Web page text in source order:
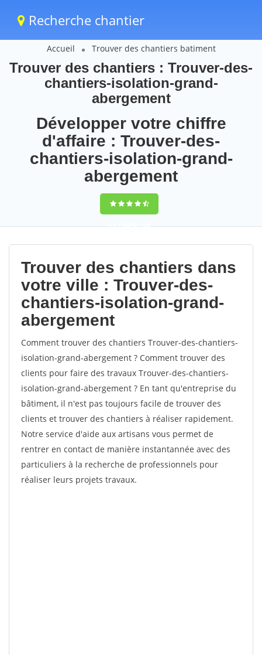
Recherche chantier
Accueil Trouver des chantiers batiment
Trouver des chantiers : Trouver-des-
chantiers-isolation-grand-
abergement
Développer votre chiffre
d'affaire : Trouver-des-
chantiers-isolation-grand-
abergement
9,5(100%)100
votes
Trouver des chantiers dans
votre ville : Trouver-des-
chantiers-isolation-grand-
abergement
Comment trouver des chantiers Trouver-des-chantiers-
isolation-grand-abergement ? Comment trouver des
clients pour faire des travaux Trouver-des-chantiers-
isolation-grand-abergement ? En tant qu'entreprise du
bâtiment, il n'est pas toujours facile de trouver des
clients et trouver des chantiers à réaliser rapidement.
Notre service d'aide aux artisans vous permet de
rentrer en contact de manière instantannée avec des
particuliers à la recherche de professionnels pour
réaliser leurs projets travaux.